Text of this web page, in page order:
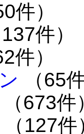
件）
件）
件）
（65
（673件
（127件